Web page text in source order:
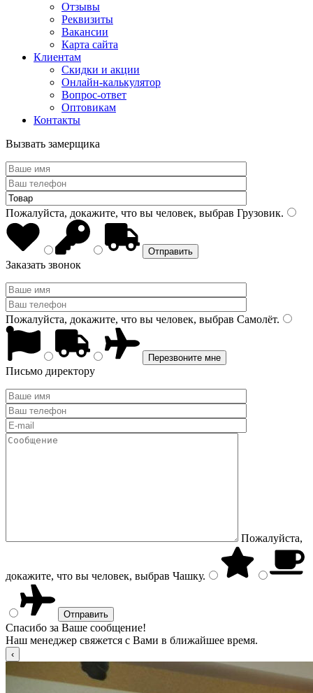
Отзывы
Реквизиты
Вакансии
Карта сайта
Клиентам
Скидки и акции
Онлайн-калькулятор
Вопрос-ответ
Оптовикам
Контакты
Вызвать замерщика
Пожалуйста, докажите, что вы человек, выбрав Грузовик.
Заказать звонок
Пожалуйста, докажите, что вы человек, выбрав Самолёт.
Письмо директору
Пожалуйста,
докажите, что вы человек, выбрав Чашку.
Спасибо за Ваше сообщение!
Наш менеджер свяжется с Вами в ближайшее время.